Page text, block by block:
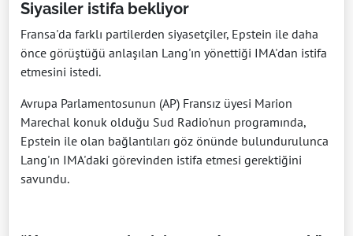
Siyasiler istifa bekliyor
Fransa'da farklı partilerden siyasetçiler, Epstein ile daha
önce görüştüğü anlaşılan Lang'ın yönettiği IMA'dan istifa
etmesini istedi.
Avrupa Parlamentosunun (AP) Fransız üyesi Marion
Marechal konuk olduğu Sud Radio'nun programında,
Epstein ile olan bağlantıları göz önünde bulundurulunca
Lang'ın IMA'daki görevinden istifa etmesi gerektiğini
savundu.